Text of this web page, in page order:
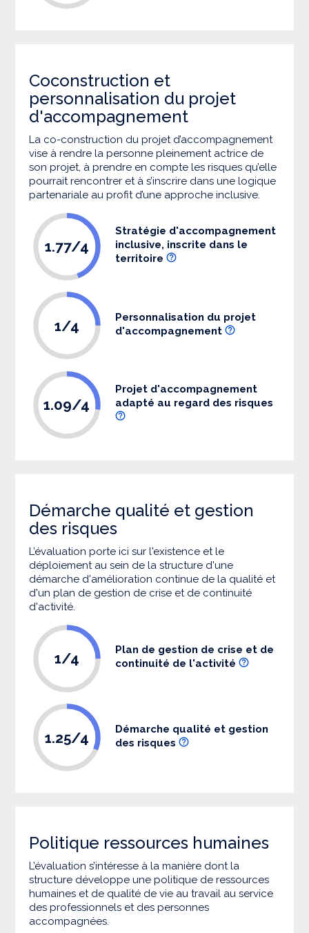
Coconstruction et
personnalisation du projet
d'accompagnement
La co-construction du projet d’accompagnement
vise à rendre la personne pleinement actrice de
son projet, à prendre en compte les risques qu’elle
pourrait rencontrer et à s’inscrire dans une logique
partenariale au profit d’une approche inclusive.
1.77/4
Stratégie d'accompagnement
inclusive, inscrite dans le
territoire
1/4
Personnalisation du projet
d'accompagnement
1.09/4
Projet d'accompagnement
adapté au regard des risques
Démarche qualité et gestion
des risques
L’évaluation porte ici sur l'existence et le
déploiement au sein de la structure d'une
démarche d'amélioration continue de la qualité et
d'un plan de gestion de crise et de continuité
d'activité.
1/4
Plan de gestion de crise et de
continuité de l'activité
1.25/4
Démarche qualité et gestion
des risques
Politique ressources humaines
L’évaluation s’intéresse à la manière dont la
structure développe une politique de ressources
humaines et de qualité de vie au travail au service
des professionnels et des personnes
accompagnées.